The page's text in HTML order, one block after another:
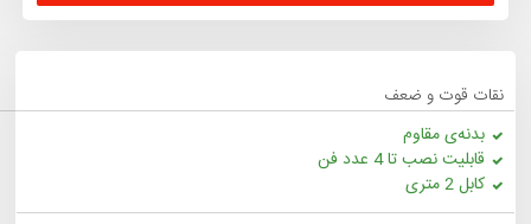
نقات قوت و ضعف
بدنه‌ی مقاوم
قابلیت نصب تا 4 عدد فن
کابل 2 متری